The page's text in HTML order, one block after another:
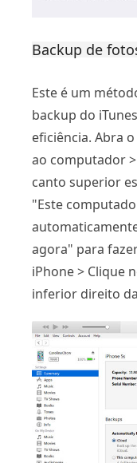
Backup de
Este é um
backup do
eficiência. Abra
ao computador
canto superior
"Este
agora" para
iPhone > Clique
inferior direito